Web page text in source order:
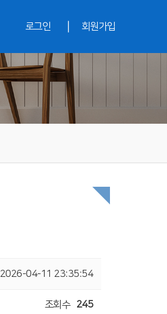
로그인 회원가입
2026-04-11 23:35:54
조회수 245